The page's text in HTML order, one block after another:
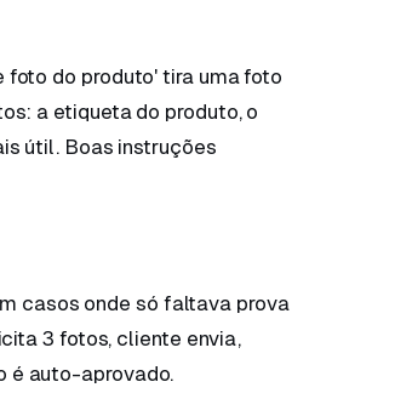
foto do produto' tira uma foto
a etiqueta do produto, o
útil. Boas instruções
casos onde só faltava prova
3 fotos, cliente envia,
é auto-aprovado.